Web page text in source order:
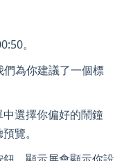
。
們為你建議了一個標
選擇你偏好的鬧鐘
覽。